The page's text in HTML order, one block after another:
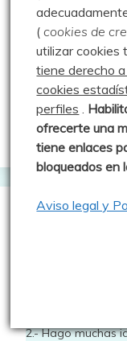
Número de
andar mucho
2.- Hago muchas
(cookies de
utilizar cookies
tiene derecho
cookies
perfiles .
ofrecerte una
tiene enlaces
bloqueados en
Aviso legal y